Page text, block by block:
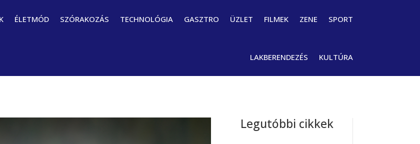
ÉLETMÓD SZÓRAKOZÁS TECHNOLÓGIA GASZTRO ÜZLET FILMEK ZENE SPORT
LAKBERENDEZÉS KULTÚRA
Legutóbbi cikkek